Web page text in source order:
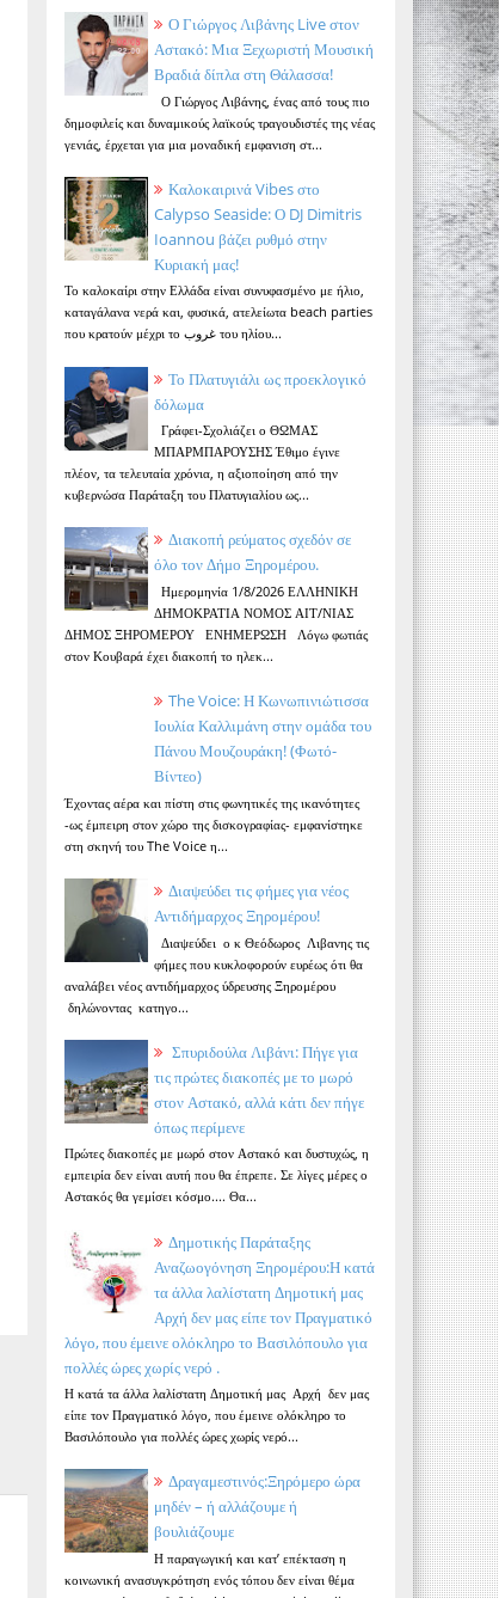
Ο Γιώργος Λιβάνης Live στον
Αστακό: Μια Ξεχωριστή Μουσική
Βραδιά δίπλα στη Θάλασσα!
Ο Γιώργος Λιβάνης, ένας από τους πιο
δημοφιλείς και δυναμικούς λαϊκούς τραγουδιστές της νέας
γενιάς, έρχεται για μια μοναδική εμφανιση στ...
Καλοκαιρινά Vibes στο
Calypso Seaside: Ο DJ Dimitris
Ioannou βάζει ρυθμό στην
Κυριακή μας!
Το καλοκαίρι στην Ελλάδα είναι συνυφασμένο με ήλιο,
καταγάλανα νερά και, φυσικά, ατελείωτα beach parties
που κρατούν μέχρι το غروب του ηλίου...
Το Πλατυγιάλι ως προεκλογικό
δόλωμα
Γράφει-Σχολιάζει ο ΘΩΜΑΣ
ΜΠΑΡΜΠΑΡΟΥΣΗΣ Έθιμο έγινε
πλέον, τα τελευταία χρόνια, η αξιοποίηση από την
κυβερνώσα Παράταξη του Πλατυγιαλίου ως...
Διακοπή ρεύματος σχεδόν σε
όλο τον Δήμο Ξηρομέρου.
Ημερομηνία 1/8/2026 ΕΛΛΗΝΙΚΗ
ΔΗΜΟΚΡΑΤΙΑ ΝΟΜΟΣ ΑΙΤ/ΝΙΑΣ
ΔΗΜΟΣ ΞΗΡΟΜΕΡΟΥ ΕΝΗΜΕΡΩΣΗ Λόγω φωτιάς
στον Κουβαρά έχει διακοπή το ηλεκ...
The Voice: Η Κωνωπινιώτισσα
Ιουλία Καλλιμάνη στην ομάδα του
Πάνου Μουζουράκη! (Φωτό-
Βίντεο)
Έχοντας αέρα και πίστη στις φωνητικές της ικανότητες
-ως έμπειρη στον χώρο της δισκογραφίας- εμφανίστηκε
στη σκηνή του The Voice η...
Διαψεύδει τις φήμες για νέος
Αντιδήμαρχος Ξηρομέρου!
Διαψεύδει ο κ Θεόδωρος Λιβανης τις
φήμες που κυκλοφορούν ευρέως ότι θα
αναλάβει νέος αντιδήμαρχος ύδρευσης Ξηρομέρου
δηλώνοντας κατηγο...
Σπυριδούλα Λιβάνι: Πήγε για
τις πρώτες διακοπές με το μωρό
στον Αστακό, αλλά κάτι δεν πήγε
όπως περίμενε
Πρώτες διακοπές με μωρό στον Αστακό και δυστυχώς, η
εμπειρία δεν είναι αυτή που θα έπρεπε. Σε λίγες μέρες ο
Αστακός θα γεμίσει κόσμο.... Θα...
Δημοτικής Παράταξης
Αναζωογόνηση Ξηρομέρου:Η κατά
τα άλλα λαλίστατη Δημοτική μας
Αρχή δεν μας είπε τον Πραγματικό
λόγο, που έμεινε ολόκληρο το Βασιλόπουλο για
πολλές ώρες χωρίς νερό .
Η κατά τα άλλα λαλίστατη Δημοτική μας Αρχή δεν μας
είπε τον Πραγματικό λόγο, που έμεινε ολόκληρο το
Βασιλόπουλο για πολλές ώρες χωρίς νερό...
Δραγαμεστινός:Ξηρόμερο ώρα
μηδέν – ή αλλάζουμε ή
βουλιάζουμε
Η παραγωγική και κατ’ επέκταση η
κοινωνική ανασυγκρότηση ενός τόπου δεν είναι θέμα